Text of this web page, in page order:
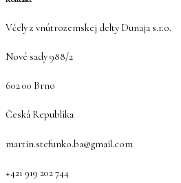
Včely z vnútrozemskej delty Dunaja s.r.o.
Nové sady 988/2
602 00 Brno
Česká Republika
martin.stefunko.ba@gmail.com
+421 919 202 744